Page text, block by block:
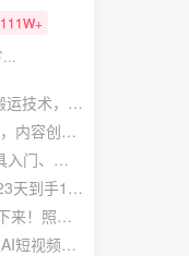
教
配短
性思维格
博主亲
幕封面设
货6W
训练营：
，账号
程
￥2.9
111W+
...
播放量就能賺到钱
创作运营
视频落地教程
需求就有市场
项目QzoneArchive
零基础全套教程